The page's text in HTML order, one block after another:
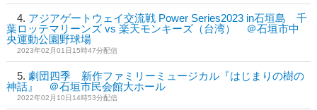
アジアゲートウェイ交流戦 Power Series2023 in石垣島 千
葉ロッテマリーンズ vs 楽天モンキーズ（台湾） ＠石垣市中
央運動公園野球場
2023年02月01日15時47分配信
劇団四季 新作ファミリーミュージカル『はじまりの樹の
神話』 ＠石垣市民会館大ホール
2022年02月10日14時53分配信